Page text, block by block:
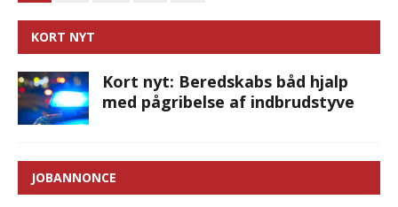
KORT NYT
Kort nyt: Beredskabs båd hjalp
med pågribelse af indbrudstyve
JOBANNONCE